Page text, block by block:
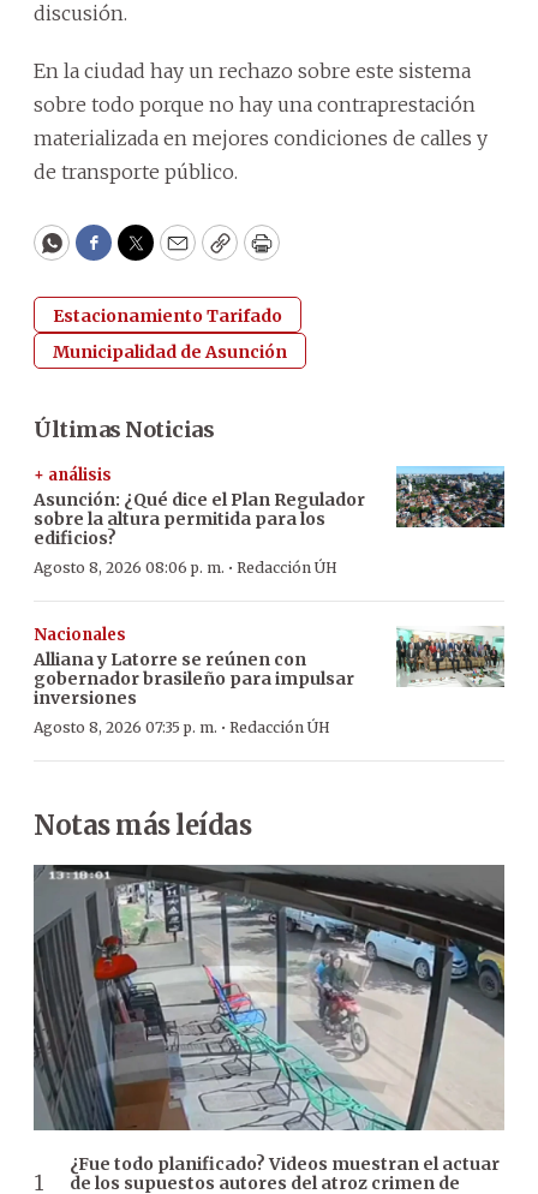
discusión.
En la ciudad hay un rechazo sobre este sistema
sobre todo porque no hay una contraprestación
materializada en mejores condiciones de calles y
de transporte público.
WhatsApp
Facebook
Twitter
EmailCopyPrint
Estacionamiento Tarifado
Municipalidad de Asunción
Últimas Noticias
+ análisis
Asunción: ¿Qué dice el Plan Regulador
sobre la altura permitida para los
edificios?
Agosto 8, 2026 08:06 p. m. · Redacción ÚH
Nacionales
Alliana y Latorre se reúnen con
gobernador brasileño para impulsar
inversiones
Agosto 8, 2026 07:35 p. m. · Redacción ÚH
Notas más leídas
¿Fue todo planificado? Videos muestran el actuar
de los supuestos autores del atroz crimen de